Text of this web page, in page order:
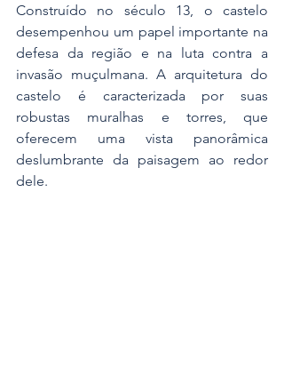
Construído no século 13, o castelo
desempenhou um papel importante na
defesa da região e na luta contra a
invasão muçulmana. A arquitetura do
castelo é caracterizada por suas
robustas muralhas e torres, que
oferecem uma vista panorâmica
deslumbrante da paisagem ao redor
dele.